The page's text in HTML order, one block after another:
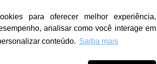
para oferecer melhor experiência,
analisar como você interage em
conteúdo. Saiba mais
mais propensos a recomendar a sua
a comprar os produtos e serviços
notas 9 e 10.